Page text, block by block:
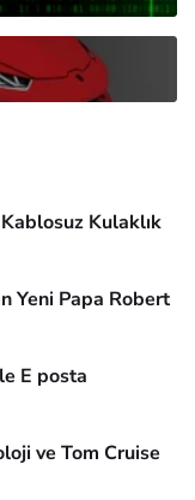
Kulaklık
Yeni Papa Robert
E posta
ve Tom Cruise